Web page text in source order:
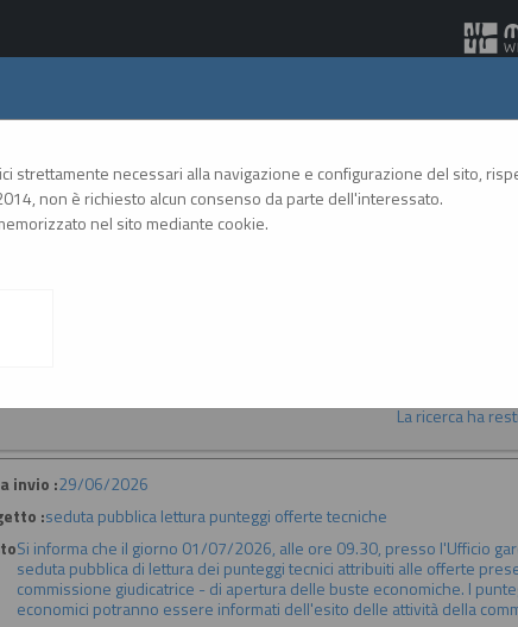
Gare Telematiche
A A GRAFICATESTO
strettamente necessari alla navigazione e configurazione del sito,
non è richiesto alcun consenso da parte dell'interessato.
nel sito mediante cookie.
La ricerca ha
invio :29/06/2026
:seduta pubblica lettura punteggi offerte tecniche
Si informa che il giorno 01/07/2026, alle ore 09.30, presso l'Ufficio
seduta pubblica di lettura dei punteggi tecnici attribuiti alle offerte
commissione giudicatrice - di apertura delle buste economiche. I
economici potranno essere informati dell'esito delle attività della